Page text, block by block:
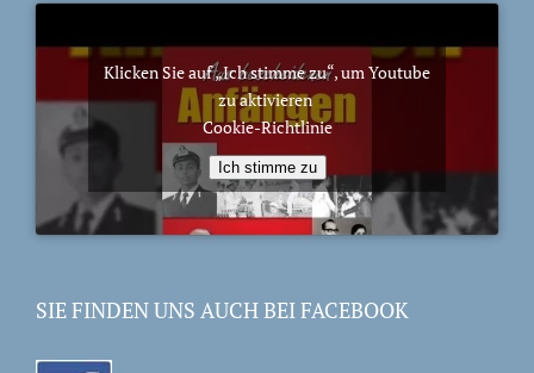
Klicken Sie auf „Ich stimme zu“, um Youtube
zu aktivieren
Cookie-Richtlinie
Ich stimme zu
SIE FINDEN UNS AUCH BEI FACEBOOK